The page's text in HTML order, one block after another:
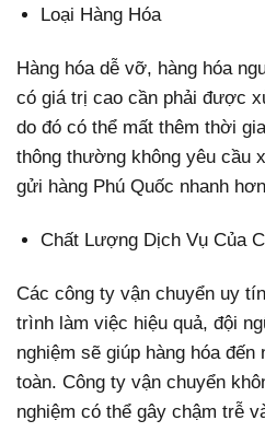
Loại Hàng Hóa
Hàng hóa dễ vỡ, hàng hóa
có giá trị cao cần phải được
do đó có thể mất thêm thời
thông thường không yêu cầu
gửi hàng Phú Quốc nhanh
Chất Lượng Dịch Vụ Của
Các công ty vận chuyển uy
trình làm việc hiệu quả, đội
nghiệm sẽ giúp hàng hóa
toàn. Công ty vận chuyển
nghiệm có thể gây chậm trễ